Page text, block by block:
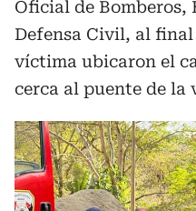
Oficial de Bomberos,
Defensa Civil, al
víctima ubicaron el
cerca al puente de la